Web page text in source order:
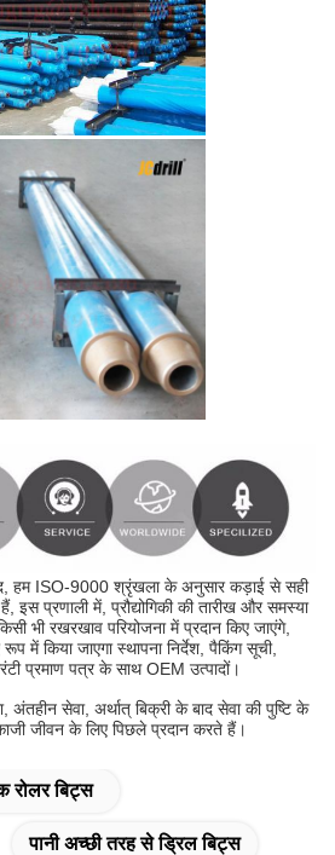
हम ISO-9000 श्रृंखला के अनुसार कड़ाई से सही
इस प्रणाली में, प्रौद्योगिकी की तारीख और समस्या
भी रखरखाव परियोजना में प्रदान किए जाएंगे,
में किया जाएगा स्थापना निर्देश, पैकिंग सूची,
प्रमाण पत्र के साथ OEM उत्पादों।
सेवा, अर्थात् बिक्री के बाद सेवा की पुष्टि के
जीवन के लिए पिछले प्रदान करते हैं।
रोलर बिट्स
पानी अच्छी तरह से ड्रिल बिट्स